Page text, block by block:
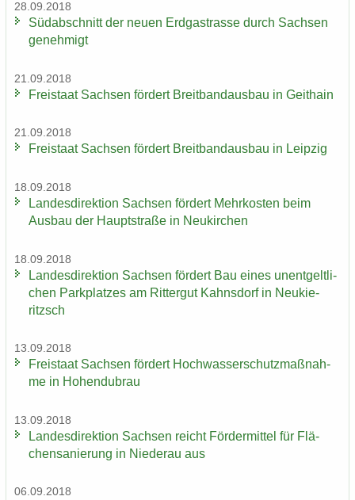
28.09.2018
Süd­ab­schnitt der neuen Erd­gas­tras­se durch Sach­sen
ge­neh­migt
21.09.2018
Frei­staat Sach­sen för­dert Breit­band­aus­bau in Geit­hain
21.09.2018
Frei­staat Sach­sen för­dert Breit­band­aus­bau in Leip­zig
18.09.2018
Lan­des­di­rek­ti­on Sach­sen för­dert Mehr­kos­ten beim
Aus­bau der Haupt­stra­ße in Neu­kir­chen
18.09.2018
Lan­des­di­rek­ti­on Sach­sen för­dert Bau eines un­ent­gelt­li­
chen Park­plat­zes am Rit­ter­gut Kahns­dorf in Neu­kie­
ritzsch
13.09.2018
Frei­staat Sach­sen för­dert Hoch­was­ser­schutz­maß­nah­
me in Ho­hen­du­brau
13.09.2018
Lan­des­di­rek­ti­on Sach­sen reicht För­der­mit­tel für Flä­
chen­sa­nie­rung in Nie­der­au aus
06.09.2018